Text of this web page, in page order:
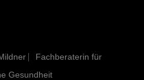
⎸Fachberaterin für
Gesundheit